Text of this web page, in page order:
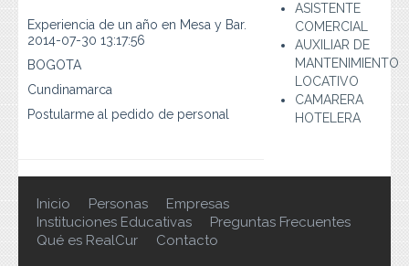
Preguntas Frecuentes
Contacto
Experiencia de un año en Mesa y Bar.
2014-07-30 13:17:56
BOGOTA
Cundinamarca
Postularme al pedido de personal
ASISTENTE
COMERCIAL
AUXILIAR DE
MANTENIMIENTO
LOCATIVO
CAMARERA
HOTELERA
Inicio Personas
Empresas
Instituciones Educativas
Preguntas Frecuentes
Qué es RealCur
Contacto